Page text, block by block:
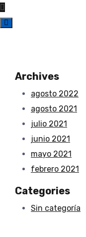
Archives
agosto 2022
agosto 2021
julio 2021
junio 2021
mayo 2021
febrero 2021
Categories
Sin categoría